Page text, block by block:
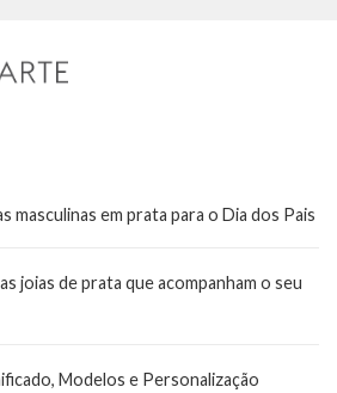
masculinas em prata para o Dia dos Pais
joias de prata que acompanham o seu
Modelos e Personalização